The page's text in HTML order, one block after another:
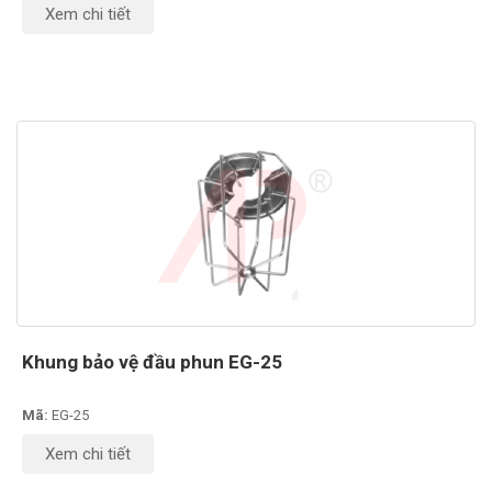
Xem chi tiết
Khung bảo vệ đầu phun EG-25
Mã: EG-25
Xem chi tiết